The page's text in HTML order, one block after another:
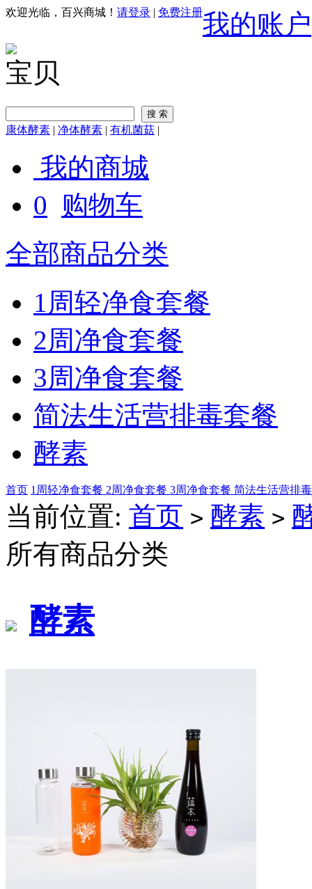
欢迎光临，百兴商城！ 请登录 | 免费注册我的账户
宝贝
康体酵素 | 净体酵素 | 有机菌菇 |
我的商城
0 购物车
全部商品分类
1周轻净食套餐
2周净食套餐
3周净食套餐
简法生活营排毒套餐
酵素
首页 1周轻净食套餐 2周净食套餐 3周净食套餐 简法生活营排
当前位置: 首页 > 酵素 >
所有商品分类
酵素